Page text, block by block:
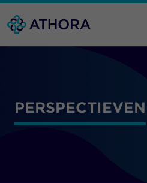
PERSPECTIEVEN